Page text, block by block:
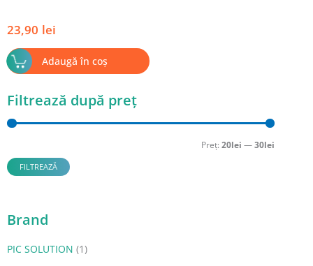
Filtrează după preț
minim
maxim
FILTREAZĂ
Preț:20lei —30lei
Brand
PIC SOLUTION (1)
23,90 lei
Adaugă în coș